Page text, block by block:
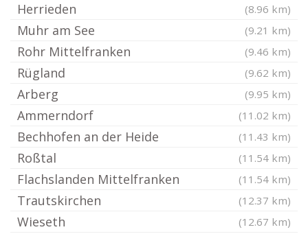
Herrieden (8.96 km)
Muhr am See (9.21 km)
Rohr Mittelfranken (9.46 km)
Rügland (9.62 km)
Arberg (9.95 km)
Ammerndorf (11.02 km)
Bechhofen an der Heide (11.43 km)
Roßtal (11.54 km)
Flachslanden Mittelfranken (11.54 km)
Trautskirchen (12.37 km)
Wieseth (12.67 km)